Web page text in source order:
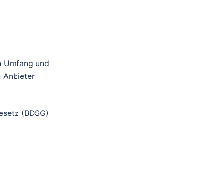
Umfang und
Anbieter
(BDSG)